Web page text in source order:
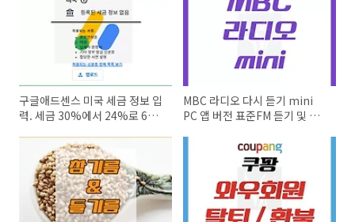
구글애드센스 미국 세금 정보 입
력. 세금 30%에서 24%로 6%
MBC 라디오 다시 듣기 mini
PC 앱 버전 표준FM 듣기 및 편